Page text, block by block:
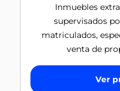
Inmuebles
supervisados
matriculados,
venta de
Ver